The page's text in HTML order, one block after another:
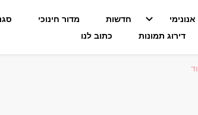
אנונימי חדשות מדור חינוכי
דירוג תמונות
כתוב לנו